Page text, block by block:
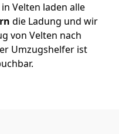
Velten laden alle
die Ladung und wir
von Velten nach
Umzugshelfer ist